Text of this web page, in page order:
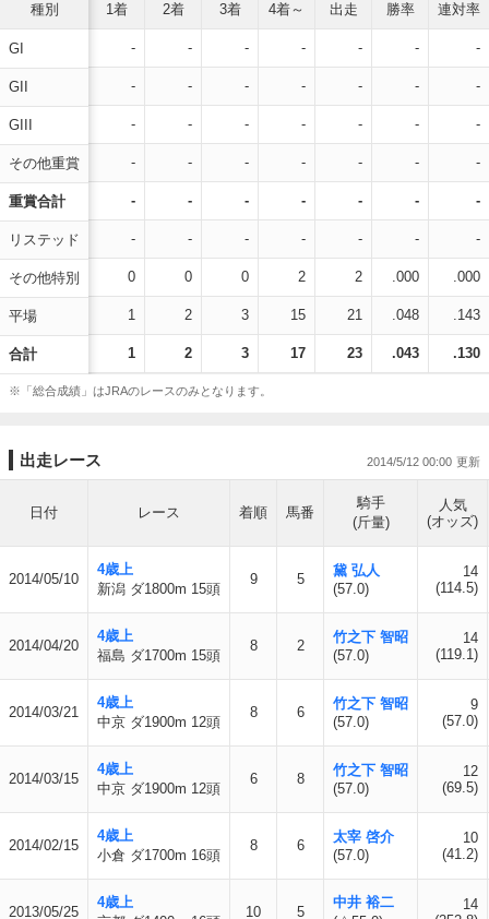
種別
GI
GII
GIII
その他重賞
重賞合計
リステッド
その他特別
平場
合計
1着 2着 3着 4着～ 出走 勝率 連対率
- - - - - - -
- - - - - - -
- - - - - - -
- - - - - - -
- - - - - - -
- - - - - - -
0 0 0 2 2 .000 .000
1 2 3 15 21 .048 .143
1 2 3 17 23 .043 .130
※「総合成績」はJRAのレースのみとなります。
出走レース 2014/5/12 00:00
日付 レース 着順 馬番
騎手
(斤量)
人気
(オッズ)
2014/05/10
4歳上
新潟 ダ1800m 15頭
9 5
黛 弘人
(57.0)
14
(114.5)
2014/04/20
4歳上
福島 ダ1700m 15頭
8 2
竹之下 智昭
(57.0)
14
(119.1)
2014/03/21
4歳上
中京 ダ1900m 12頭
8 6
竹之下 智昭
(57.0)
9
(57.0)
2014/03/15
4歳上
中京 ダ1900m 12頭
6 8
竹之下 智昭
(57.0)
12
(69.5)
2014/02/15
4歳上
小倉 ダ1700m 16頭
8 6
太宰 啓介
(57.0)
10
(41.2)
2013/05/25
4歳上
10 5
中井 裕二
14